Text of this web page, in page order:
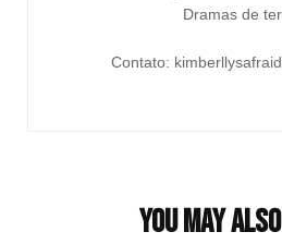
Dramas de
Contato:
You may